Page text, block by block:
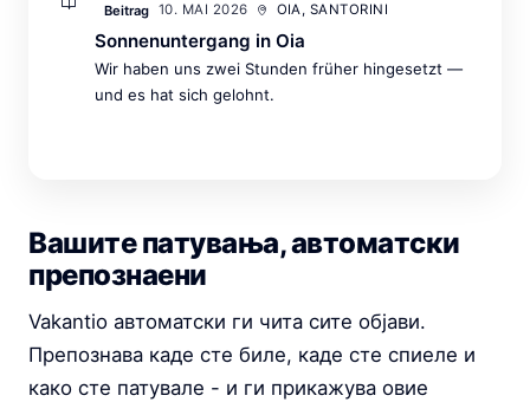
Beitrag 10. MAI 2026 OIA, SANTORINI
Sonnenuntergang in Oia
Wir haben uns zwei Stunden früher hingesetzt —
und es hat sich gelohnt.
Вашите патувања, автоматски
препознаени
Vakantio автоматски ги чита сите објави.
Препознава каде сте биле, каде сте спиеле и
како сте патувале - и ги прикажува овие